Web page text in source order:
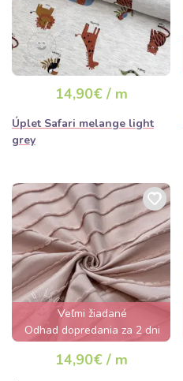
14,90€ / m
Úplet Safari melange light
grey
Veľmi žiadané
Odhad dopredania za 2 dni
14,90€ / m